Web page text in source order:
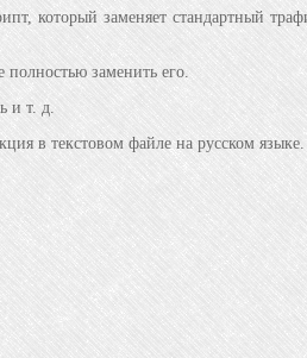
который заменяет стандартный
заменить его.
и т. д.
в текстовом файле на русском языке.